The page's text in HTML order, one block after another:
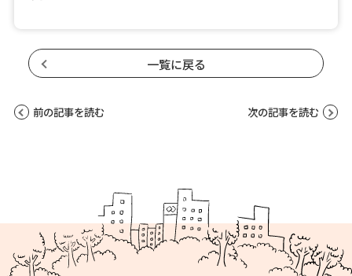
一覧に戻る
前の記事を読む 次の記事を読む